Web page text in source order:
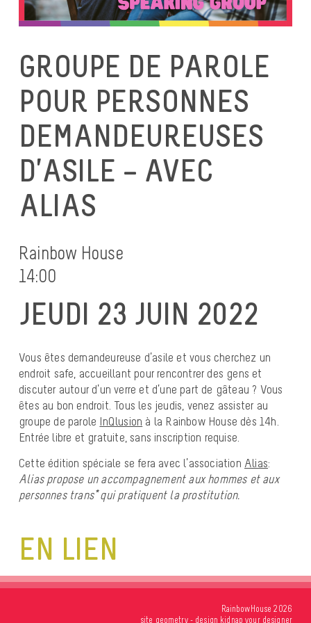
GROUPE DE PAROLE
POUR PERSONNES
DEMANDEUREUSES
D’ASILE – AVEC
ALIAS
Rainbow House
14:00
JEUDI 23 JUIN 2022
Vous êtes demandeureuse d’asile et vous cherchez un
endroit safe, accueillant pour rencontrer des gens et
discuter autour d’un verre et d’une part de gâteau ? Vous
êtes au bon endroit. Tous les jeudis, venez assister au
groupe de parole InQlusion à la Rainbow House dès 14h.
Entrée libre et gratuite, sans inscription requise.
Cette édition spéciale se fera avec l’association Alias:
Alias propose un accompagnement aux hommes et aux
personnes trans* qui pratiquent la prostitution.
EN LIEN
RainbowHouse 2026
site geometry- design kidnap your designer